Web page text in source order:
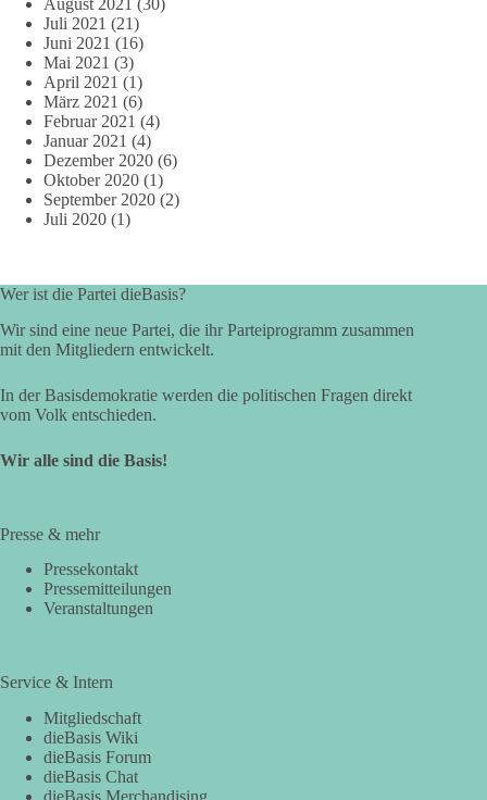
August 2021 (30)
Juli 2021 (21)
Juni 2021 (16)
Mai 2021 (3)
April 2021 (1)
März 2021 (6)
Februar 2021 (4)
Januar 2021 (4)
Dezember 2020 (6)
Oktober 2020 (1)
September 2020 (2)
Juli 2020 (1)
Wer ist die Partei dieBasis?
Wir sind eine neue Partei, die ihr Parteiprogramm zusammen
mit den Mitgliedern entwickelt.
In der Basisdemokratie werden die politischen Fragen direkt
vom Volk entschieden.
Wir alle sind die Basis!
Presse & mehr
Pressekontakt
Pressemitteilungen
Veranstaltungen
Service & Intern
Mitgliedschaft
dieBasis Wiki
dieBasis Forum
dieBasis Chat